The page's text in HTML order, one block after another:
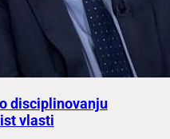
disciplinovanju
vlasti